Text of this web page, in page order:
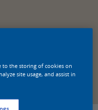
product in deze kleur
to the storing of cookies on
site usage, and assist in